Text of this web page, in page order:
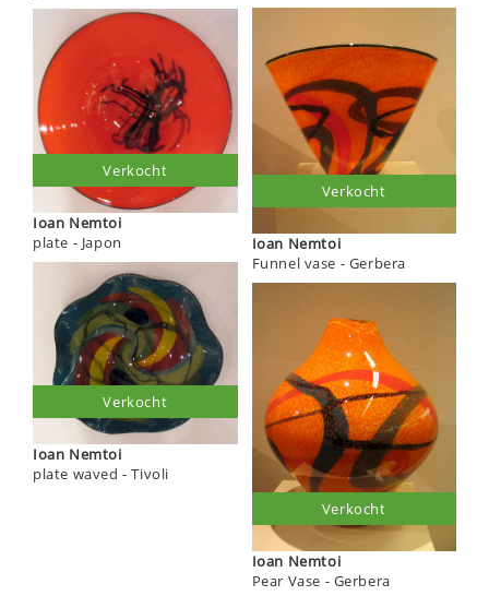
Ioan Nemtoi
plate - Japon
Verkocht
Ioan Nemtoi
plate waved - Tivoli
Verkocht
Ioan Nemtoi
Funnel vase - Gerbera
Verkocht
Ioan Nemtoi
Pear Vase - Gerbera
Verkocht